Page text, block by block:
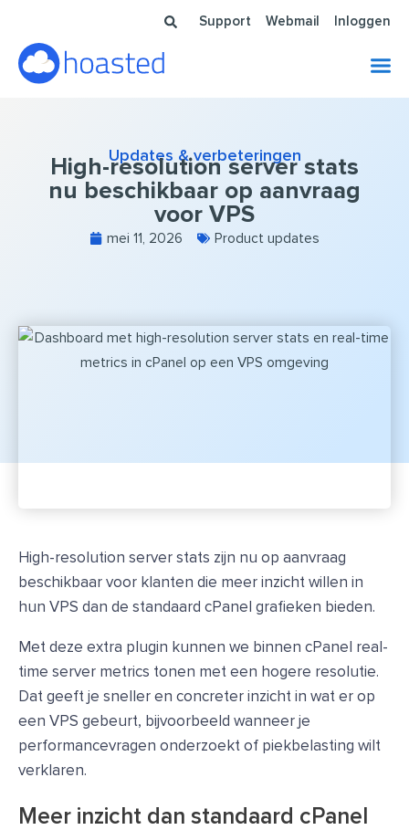
inhoud
Support Webmail Inloggen
Updates & verbeteringen
High-resolution server stats
nu beschikbaar op aanvraag
voor VPS
mei 11, 2026 Product updates
High-resolution server stats zijn nu op aanvraag
beschikbaar voor klanten die meer inzicht willen in
hun VPS dan de standaard cPanel grafieken bieden.
Met deze extra plugin kunnen we binnen cPanel real-
time server metrics tonen met een hogere resolutie.
Dat geeft je sneller en concreter inzicht in wat er op
een VPS gebeurt, bijvoorbeeld wanneer je
performancevragen onderzoekt of piekbelasting wilt
verklaren.
Meer inzicht dan standaard cPanel